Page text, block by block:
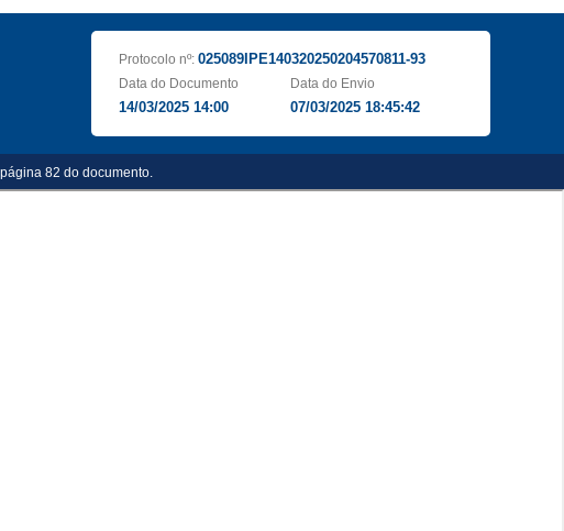
Protocolo nº: 025089IPE140320250204570811-93
Data do Documento
14/03/2025 14:00
Data do Envio
07/03/2025 18:45:42
82 do documento.